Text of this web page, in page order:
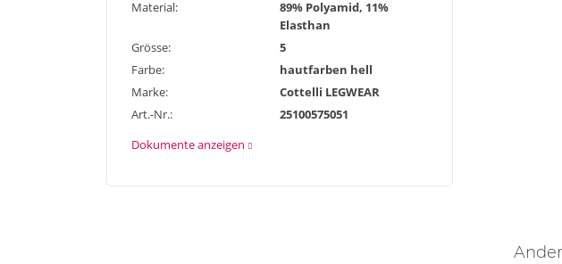
Material:
89% Polyamid, 11%
Elasthan
Grösse:
5
Farbe:
hautfarben hell
Marke:
Cottelli LEGWEAR
Art.-Nr.:
25100575051
Dokumente anzeigen